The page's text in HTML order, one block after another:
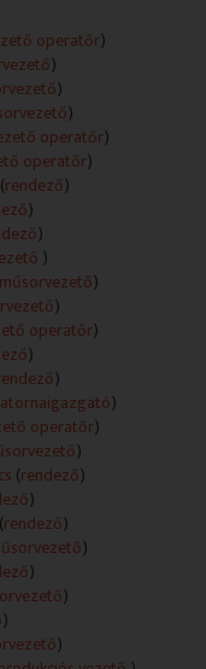
operatőr)
)
)
)
operatőr)
operatőr)
(rendező)
)
)
)
műsorvezető)
)
operatőr)
)
)
)
operatőr)
)
(rendező)
)
(rendező)
)
)
)
)
)